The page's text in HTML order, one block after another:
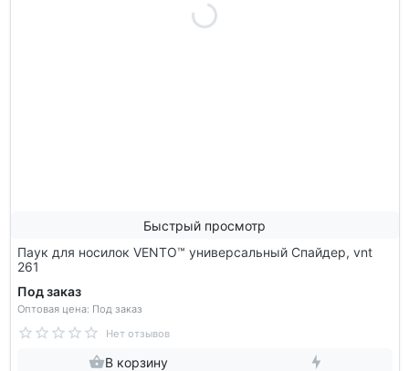
Быстрый просмотр
Паук для носилок VENTO™ универсальный Спайдер, vnt
261
Под заказ
Оптовая цена: Под заказ
Нет отзывов
В корзину